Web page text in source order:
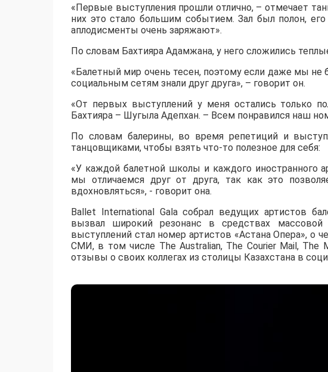
«Первые выступления прошли отлично, – отмечает
них это стало большим событием. Зал был полон,
аплодисменты очень заряжают».
По словам Бахтияра Адамжана, у него сложились
«Балетный мир очень тесен, поэтому если даже мы не
социальным сетям знали друг друга», – говорит он.
«От первых выступлений у меня остались только
Бахтияра – Шугыла Адепхан. – Всем понравился наш
По словам балерины, во время репетиций и
танцовщиками, чтобы взять что-то полезное для себя:
«У каждой балетной школы и каждого иностранного
мы отличаемся друг от друга, так как это
вдохновляться», - говорит она.
Ballet International Gala собрал ведущих артистов
вызвал широкий резонанс в средствах
выступлений стал номер артистов «Астана Опера», о
СМИ, в том числе The Australian, The Courier Mail, The
отзывы о своих коллегах из столицы Казахстана в